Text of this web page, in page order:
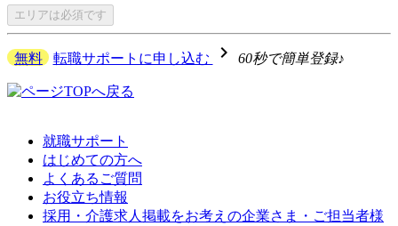
エリアは必須です
無料 転職サポートに申し込む navigate_next 60秒で簡単登録♪
就職サポート
はじめての方へ
よくあるご質問
お役立ち情報
採用・介護求人掲載をお考えの企業さま・ご担当者様